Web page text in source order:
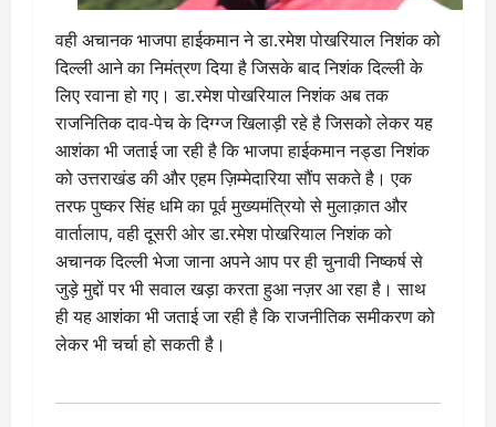
वही अचानक भाजपा हाईकमान ने डा.रमेश पोखरियाल निशंक को
दिल्ली आने का निमंत्रण दिया है जिसके बाद निशंक दिल्ली के
लिए रवाना हो गए। डा.रमेश पोखरियाल निशंक अब तक
राजनितिक दाव-पेच के दिग्ग्ज खिलाड़ी रहे है जिसको लेकर यह
आशंका भी जताई जा रही है कि भाजपा हाईकमान नड्डा निशंक
को उत्तराखंड की और एहम ज़िम्मेदारिया सौंप सकते है। एक
तरफ पुष्कर सिंह धमि का पूर्व मुख्यमंत्रियो से मुलाक़ात और
वार्तालाप, वही दूसरी ओर डा.रमेश पोखरियाल निशंक को
अचानक दिल्ली भेजा जाना अपने आप पर ही चुनावी निष्कर्ष से
जुड़े मुद्दों पर भी सवाल खड़ा करता हुआ नज़र आ रहा है। साथ
ही यह आशंका भी जताई जा रही है कि राजनीतिक समीकरण को
लेकर भी चर्चा हो सकती है।